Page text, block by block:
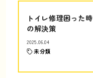
トイレ修理困った時
の解決策
2025.06.04
未分類